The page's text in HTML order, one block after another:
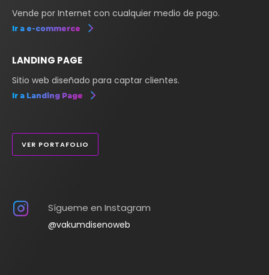
Vende por Internet con cualquier medio de pago.
Ir a e-commerce
LANDING PAGE
Sitio web diseñado para captar clientes.
Ir a Landing Page
VER PORTAFOLIO
Sígueme en Instagram
@vakumdisenoweb